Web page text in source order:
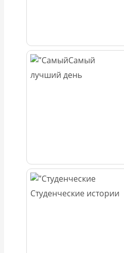
Самый
лучший день
Студенческие истории